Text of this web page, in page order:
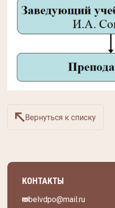
Вернуться к списку
КОНТАКТЫ
belvdpo@mail.ru